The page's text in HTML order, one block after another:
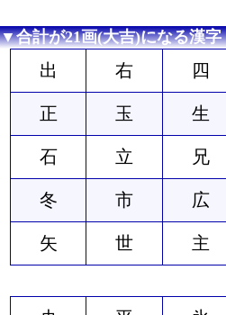
▼合計が21画(大吉)になる漢字
出 右 四
正 玉 生
石 立 兄
冬 市 広
矢 世 主